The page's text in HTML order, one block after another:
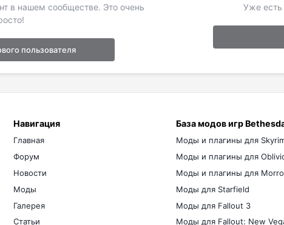
в нашем сообществе. Это очень
пользователя
Уже есть
Навигация
Главная
Форум
Новости
Моды
Галерея
Статьи
База модов игр
Моды и плагины для
Моды и плагины для
Моды и плагины для
Моды для Starfield
Моды для Fallout 3
Моды для Fallout: New